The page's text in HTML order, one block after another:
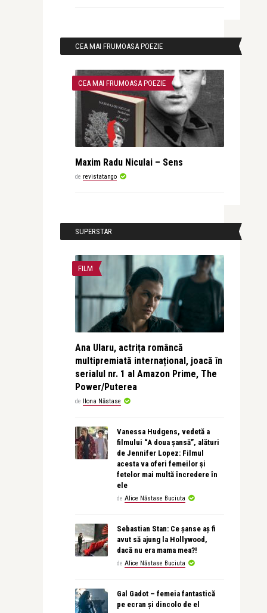
CEA MAI FRUMOASA POEZIE
CEA MAI FRUMOASA POEZIE
Maxim Radu Niculai – Sens
de revistatango
SUPERSTAR
FILM
Ana Ularu, actrița româncă
multipremiată internațional, joacă în
serialul nr. 1 al Amazon Prime, The
Power/Puterea
de Ilona Năstase
Vanessa Hudgens, vedetă a
filmului “A doua șansă”, alături
de Jennifer Lopez: Filmul
acesta va oferi femeilor și
fetelor mai multă încredere în
ele
de Alice Năstase Buciuta
Sebastian Stan: Ce șanse aș fi
avut să ajung la Hollywood,
dacă nu era mama mea?!
de Alice Năstase Buciuta
Gal Gadot – femeia fantastică
pe ecran și dincolo de el